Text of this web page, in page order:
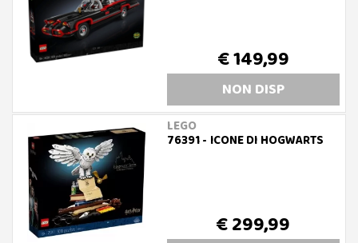
€ 149,99
NON DISP
LEGO
76391 - ICONE DI HOGWARTS
€ 299,99